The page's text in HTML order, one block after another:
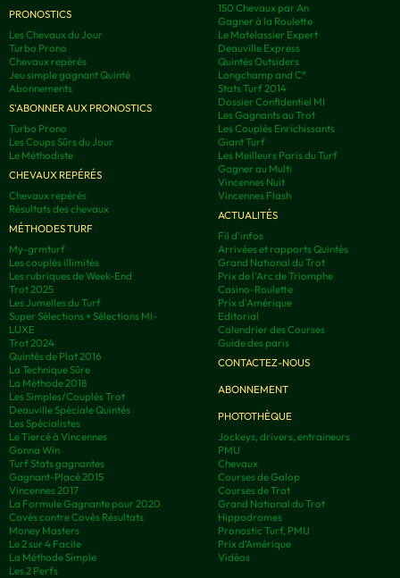
PRONOSTICS
Les Chevaux du Jour
Turbo Prono
Chevaux repérés
Jeu simple gagnant Quinté
Abonnements
S'ABONNER AUX PRONOSTICS
Turbo Prono
Les Coups Sûrs du Jour
Le Méthodiste
CHEVAUX REPÉRÉS
Chevaux repérés
Résultats des chevaux
MÉTHODES TURF
My-grmturf
Les couplés illimités
Les rubriques de Week-End
Trot 2025
Les Jumelles du Turf
Super Sélections + Sélections MI-
LUXE
Trot 2024
Quintés de Plat 2016
La Technique Sûre
La Méthode 2018
Les Simples/Couplés Trot
Deauville Spéciale Quintés
Les Spécialistes
Le Tiercé à Vincennes
Gonna Win
Turf Stats gagnantes
Gagnant-Placé 2015
Vincennes 2017
La Formule Gagnante pour 2020
Covès contre Covès Résultats
Money Masters
Le 2 sur 4 Facile
La Méthode Simple
Les 2 Perfs
150 Chevaux par An
Gagner à la Roulette
Le Matelassier Expert
Deauville Express
Quintés Outsiders
Longchamp and C°
Stats Turf 2014
Dossier Confidentiel MI
Les Gagnants au Trot
Les Couplés Enrichissants
Giant Turf
Les Meilleurs Paris du Turf
Gagner au Multi
Vincennes Nuit
Vincennes Flash
ACTUALITÉS
Fil d'infos
Arrivées et rapports Quintés
Grand National du Trot
Prix de l'Arc de Triomphe
Casino-Roulette
Prix d'Amérique
Editorial
Calendrier des Courses
Guide des paris
CONTACTEZ-NOUS
ABONNEMENT
PHOTOTHÈQUE
Jockeys, drivers, entraineurs
PMU
Chevaux
Courses de Galop
Courses de Trot
Grand National du Trot
Hippodromes
Pronostic Turf, PMU
Prix d’Amérique
Vidéos